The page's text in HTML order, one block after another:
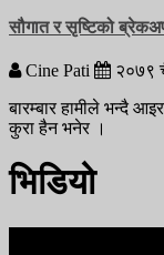
सौगात र सृष्टिको
Cine Pati २०७९
बारम्बार हामीले भन्दै
कुरा हैन भनेर ।
भिडियो